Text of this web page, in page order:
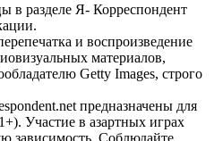
в разделе Я- Корреспондент
и воспроизведение
материалов,
Getty Images, строго
предназначены для
Участие в азартных играх
зависимость. Соблюдайте